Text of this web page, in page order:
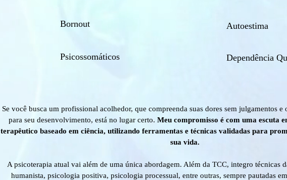
Bornout
Psicossomáticos
Autoestima
Dependência
Se você busca um profissional acolhedor, que compreenda suas dores sem julgamentos e
para seu desenvolvimento, está no lugar certo. Meu compromisso é com uma escuta
terapêutico baseado em ciência, utilizando ferramentas e técnicas validadas para
sua vida.
A psicoterapia atual vai além de uma única abordagem. Além da TCC, integro técnicas
humanista, psicologia positiva, psicologia processual, entre outras, sempre pautadas